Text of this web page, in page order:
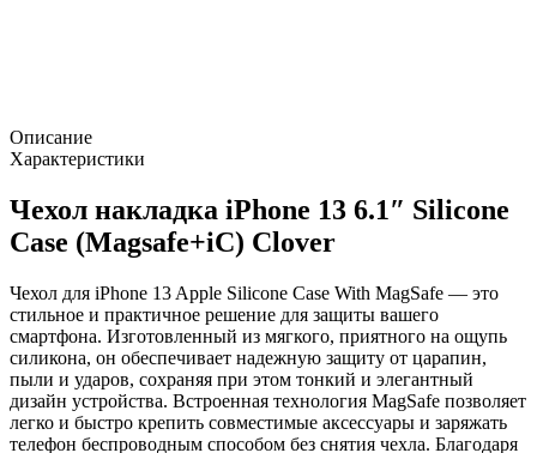
Описание
Характеристики
Чехол накладка iPhone 13 6.1″ Silicone
Case (Magsafe+iC) Clover
Чехол для iPhone 13 Apple Silicone Case With MagSafe — это
стильное и практичное решение для защиты вашего
смартфона. Изготовленный из мягкого, приятного на ощупь
силикона, он обеспечивает надежную защиту от царапин,
пыли и ударов, сохраняя при этом тонкий и элегантный
дизайн устройства. Встроенная технология MagSafe позволяет
легко и быстро крепить совместимые аксессуары и заряжать
телефон беспроводным способом без снятия чехла. Благодаря